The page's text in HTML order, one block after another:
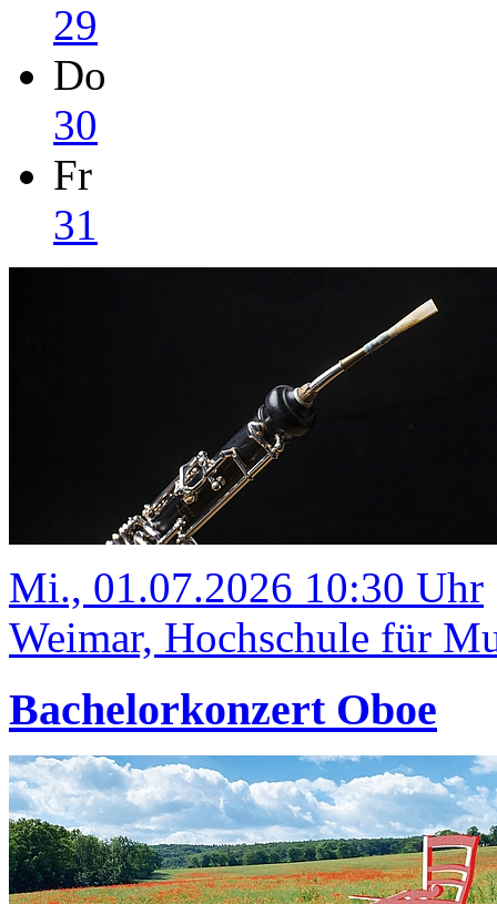
29
Do
30
Fr
31
Mi., 01.07.2026 10:30 Uhr
Weimar, Hochschule für
Bachelorkonzert Oboe